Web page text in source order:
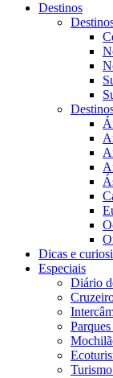
Destinos
Dicas e
Especiais
Diário